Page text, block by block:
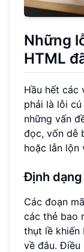
Những
HTML
Hầu hết các
phải là lỗi
những vấn
đọc, vốn dễ
hoặc lẫn lộn
Định
Các đoạn
các thẻ bao
thụt lề khiến
về đâu. Điều